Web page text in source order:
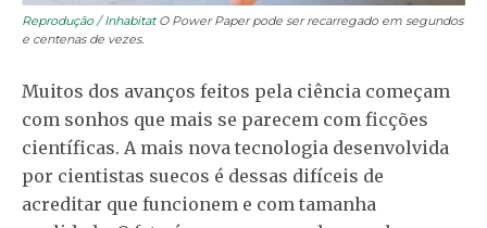
Reprodução / InhabitatO Power Paper pode ser recarregado em segundos
e centenas de vezes.
Muitos dos avanços feitos pela ciência começam
com sonhos que mais se parecem com ficções
científicas. A mais nova tecnologia desenvolvida
por cientistas suecos é dessas difíceis de
acreditar que funcionem e com tamanha